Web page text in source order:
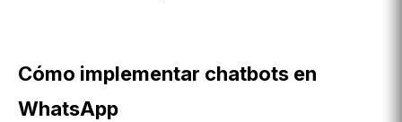
Cómo implementar chatbots en
WhatsApp